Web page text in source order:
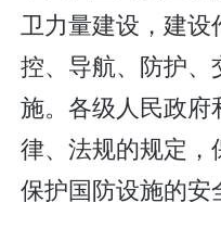
卫力量建设，建
控、导航、防护
施。各级人民政
律、法规的规定，
保护国防设施的安